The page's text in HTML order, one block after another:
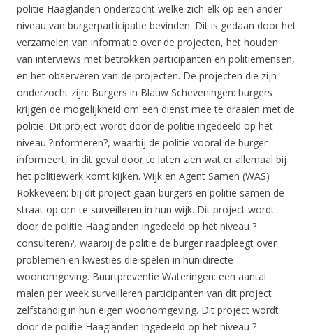
politie Haaglanden onderzocht welke zich elk op een ander
niveau van burgerparticipatie bevinden. Dit is gedaan door het
verzamelen van informatie over de projecten, het houden
van interviews met betrokken participanten en politiemensen,
en het observeren van de projecten. De projecten die zijn
onderzocht zijn: Burgers in Blauw Scheveningen: burgers
krijgen de mogelijkheid om een dienst mee te draaien met de
politie. Dit project wordt door de politie ingedeeld op het
niveau ?informeren?, waarbij de politie vooral de burger
informeert, in dit geval door te laten zien wat er allemaal bij
het politiewerk komt kijken. Wijk en Agent Samen (WAS)
Rokkeveen: bij dit project gaan burgers en politie samen de
straat op om te surveilleren in hun wijk. Dit project wordt
door de politie Haaglanden ingedeeld op het niveau ?
consulteren?, waarbij de politie de burger raadpleegt over
problemen en kwesties die spelen in hun directe
woonomgeving. Buurtpreventie Wateringen: een aantal
malen per week surveilleren participanten van dit project
zelfstandig in hun eigen woonomgeving. Dit project wordt
door de politie Haaglanden ingedeeld op het niveau ?